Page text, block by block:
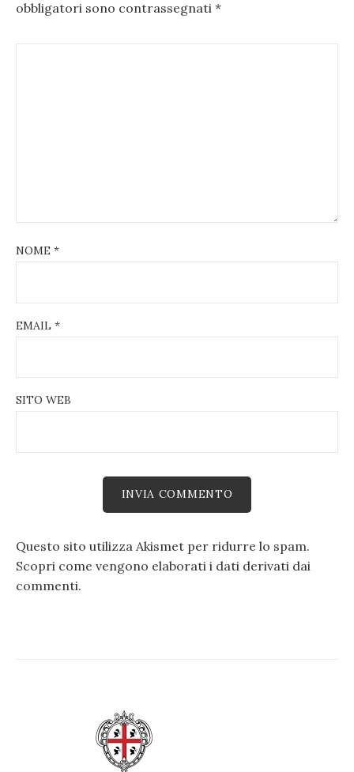
obbligatori sono contrassegnati *
NOME *
EMAIL *
SITO WEB
Questo sito utilizza Akismet per ridurre lo spam.
Scopri come vengono elaborati i dati derivati dai
commenti.